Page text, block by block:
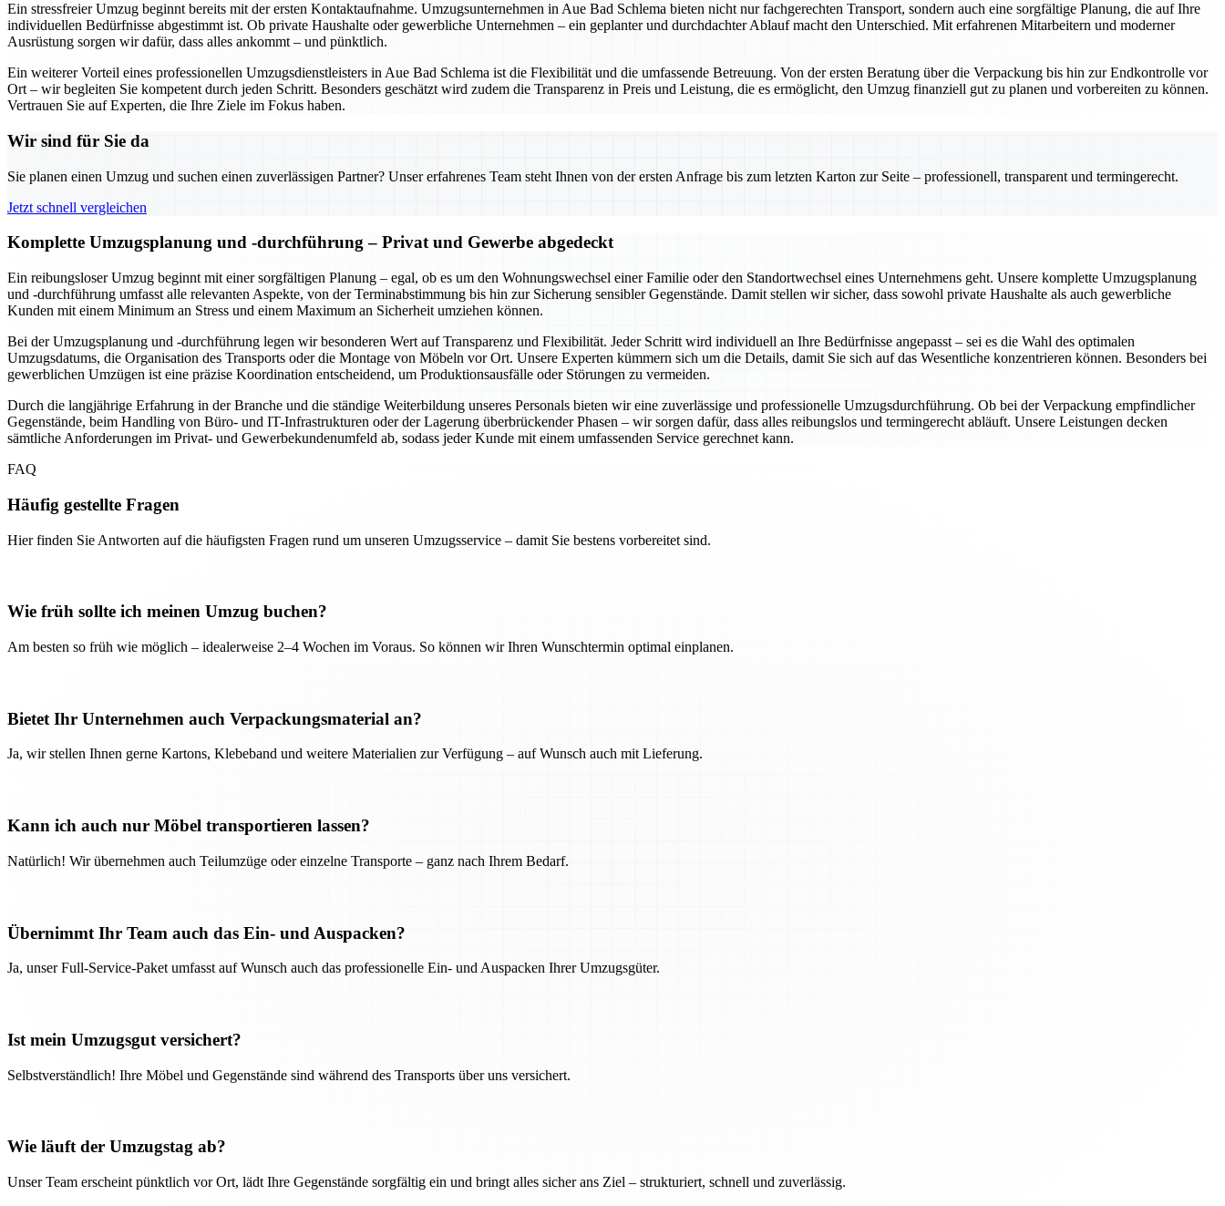
Ein stressfreier Umzug beginnt bereits mit der ersten Kontaktaufnahme. Umzugsunternehmen in Aue Bad Schlema bieten nicht nur fachgerechten Transport, sondern auch eine sorgfältige Planung, die auf Ihre
individuellen Bedürfnisse abgestimmt ist. Ob private Haushalte oder gewerbliche Unternehmen – ein geplanter und durchdachter Ablauf macht den Unterschied. Mit erfahrenen Mitarbeitern und moderner
Ausrüstung sorgen wir dafür, dass alles ankommt – und pünktlich.
Ein weiterer Vorteil eines professionellen Umzugsdienstleisters in Aue Bad Schlema ist die Flexibilität und die umfassende Betreuung. Von der ersten Beratung über die Verpackung bis hin zur Endkontrolle vor
Ort – wir begleiten Sie kompetent durch jeden Schritt. Besonders geschätzt wird zudem die Transparenz in Preis und Leistung, die es ermöglicht, den Umzug finanziell gut zu planen und vorbereiten zu können.
Vertrauen Sie auf Experten, die Ihre Ziele im Fokus haben.
Wir sind für Sie da
Sie planen einen Umzug und suchen einen zuverlässigen Partner? Unser erfahrenes Team steht Ihnen von der ersten Anfrage bis zum letzten Karton zur Seite – professionell, transparent und termingerecht.
Jetzt schnell vergleichen
Komplette Umzugsplanung und -durchführung – Privat und Gewerbe abgedeckt
Ein reibungsloser Umzug beginnt mit einer sorgfältigen Planung – egal, ob es um den Wohnungswechsel einer Familie oder den Standortwechsel eines Unternehmens geht. Unsere komplette Umzugsplanung
und -durchführung umfasst alle relevanten Aspekte, von der Terminabstimmung bis hin zur Sicherung sensibler Gegenstände. Damit stellen wir sicher, dass sowohl private Haushalte als auch gewerbliche
Kunden mit einem Minimum an Stress und einem Maximum an Sicherheit umziehen können.
Bei der Umzugsplanung und -durchführung legen wir besonderen Wert auf Transparenz und Flexibilität. Jeder Schritt wird individuell an Ihre Bedürfnisse angepasst – sei es die Wahl des optimalen
Umzugsdatums, die Organisation des Transports oder die Montage von Möbeln vor Ort. Unsere Experten kümmern sich um die Details, damit Sie sich auf das Wesentliche konzentrieren können. Besonders bei
gewerblichen Umzügen ist eine präzise Koordination entscheidend, um Produktionsausfälle oder Störungen zu vermeiden.
Durch die langjährige Erfahrung in der Branche und die ständige Weiterbildung unseres Personals bieten wir eine zuverlässige und professionelle Umzugsdurchführung. Ob bei der Verpackung empfindlicher
Gegenstände, beim Handling von Büro- und IT-Infrastrukturen oder der Lagerung überbrückender Phasen – wir sorgen dafür, dass alles reibungslos und termingerecht abläuft. Unsere Leistungen decken
sämtliche Anforderungen im Privat- und Gewerbekundenumfeld ab, sodass jeder Kunde mit einem umfassenden Service gerechnet kann.
FAQ
Häufig gestellte Fragen
Hier finden Sie Antworten auf die häufigsten Fragen rund um unseren Umzugsservice – damit Sie bestens vorbereitet sind.
Wie früh sollte ich meinen Umzug buchen?
Am besten so früh wie möglich – idealerweise 2–4 Wochen im Voraus. So können wir Ihren Wunschtermin optimal einplanen.
Bietet Ihr Unternehmen auch Verpackungsmaterial an?
Ja, wir stellen Ihnen gerne Kartons, Klebeband und weitere Materialien zur Verfügung – auf Wunsch auch mit Lieferung.
Kann ich auch nur Möbel transportieren lassen?
Natürlich! Wir übernehmen auch Teilumzüge oder einzelne Transporte – ganz nach Ihrem Bedarf.
Übernimmt Ihr Team auch das Ein- und Auspacken?
Ja, unser Full-Service-Paket umfasst auf Wunsch auch das professionelle Ein- und Auspacken Ihrer Umzugsgüter.
Ist mein Umzugsgut versichert?
Selbstverständlich! Ihre Möbel und Gegenstände sind während des Transports über uns versichert.
Wie läuft der Umzugstag ab?
Unser Team erscheint pünktlich vor Ort, lädt Ihre Gegenstände sorgfältig ein und bringt alles sicher ans Ziel – strukturiert, schnell und zuverlässig.